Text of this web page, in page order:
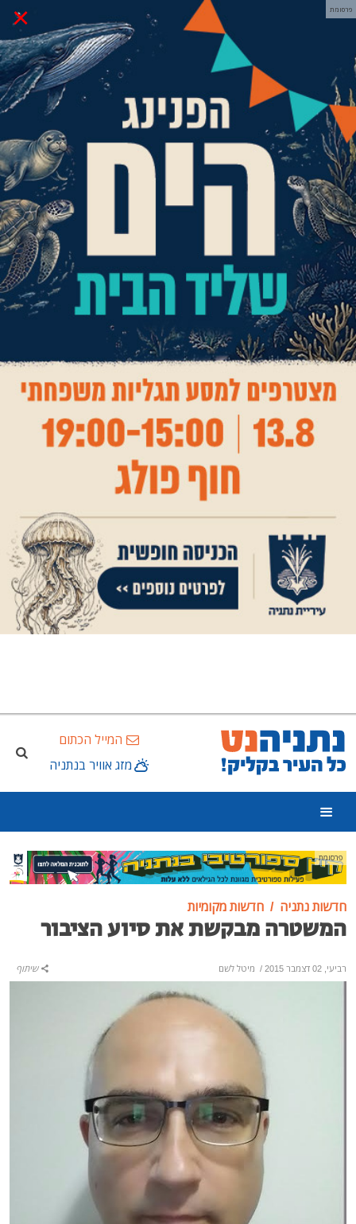
× פרסומת
המייל הכתום
מזג אוויר בנתניה
פרסומת
חדשות נתניה חדשות מקומיות
המשטרה מבקשת את סיוע הציבור
רביעי, 02 דצמבר 2015 / מיטל לשם שיתוף